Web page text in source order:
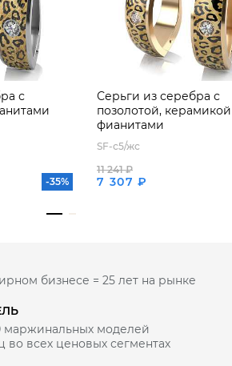
и мерцающий блеск, что
с блеском фианитов.
посадкой на ухо за счет
части ниже, чем
серьги.
самый надежный и удобный.
родием - металлом платиновой
серебро устойчивым к
потемнению серебра и
блеск украшению.
с
-35%
Серьги из серебра с
позолотой,
фианитами
SF-с5/жс
7 307 ₽
11 241 ₽
бизнесе = 25 лет на рынке
маржинальных моделей
во всех ценовых сегментах